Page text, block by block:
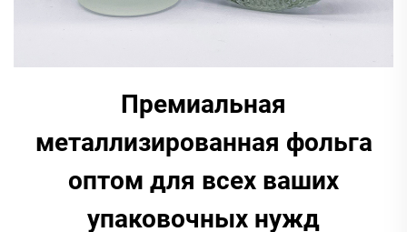
Премиальная
металлизированная фольга
оптом для всех ваших
упаковочных нужд